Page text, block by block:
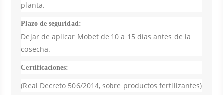
planta.
Plazo de seguridad:
Dejar de aplicar Mobet de 10 a 15 días antes de la
cosecha.
Certificaciones:
(Real Decreto 506/2014, sobre productos fertilizantes)